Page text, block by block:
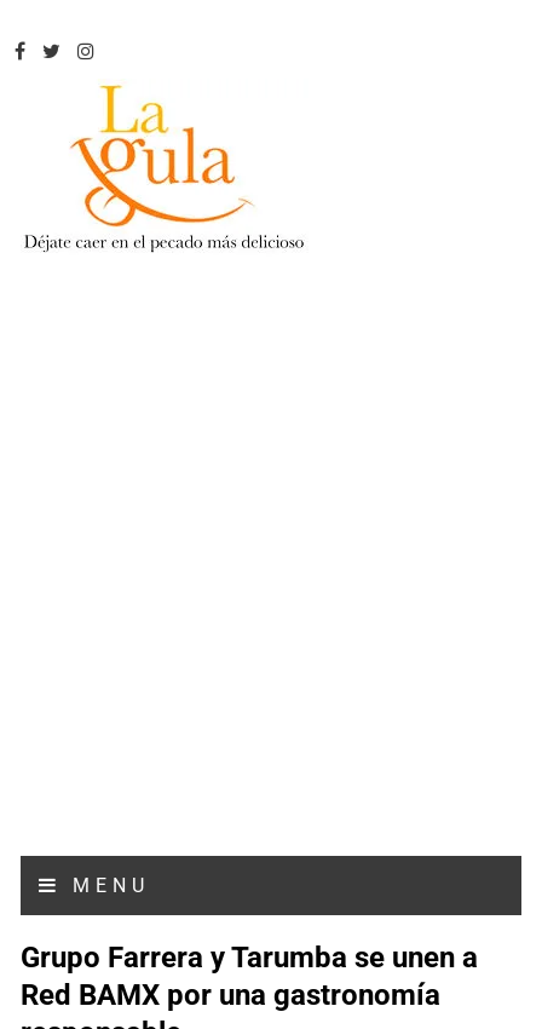
MENU
Grupo Farrera y Tarumba se unen a
Red BAMX por una gastronomía